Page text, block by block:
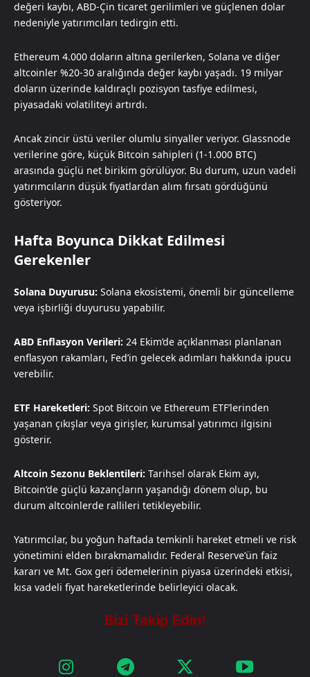
değeri kaybı, ABD-Çin ticaret gerilimleri ve güçlenen dolar
nedeniyle yatırımcıları tedirgin etti.
Ethereum 4.000 doların altına gerilerken, Solana ve diğer
altcoinler %20-30 aralığında değer kaybı yaşadı. 19 milyar
doların üzerinde kaldıraçlı pozisyon tasfiye edilmesi,
piyasadaki volatiliteyi artırdı.
Ancak zincir üstü veriler olumlu sinyaller veriyor. Glassnode
verilerine göre, küçük Bitcoin sahipleri (1-1.000 BTC)
arasında güçlü net birikim görülüyor. Bu durum, uzun vadeli
yatırımcıların düşük fiyatlardan alım fırsatı gördüğünü
gösteriyor.
Hafta Boyunca Dikkat Edilmesi
Gerekenler
Solana Duyurusu: Solana ekosistemi, önemli bir güncelleme
veya işbirliği duyurusu yapabilir.
ABD Enflasyon Verileri: 24 Ekim’de açıklanması planlanan
enflasyon rakamları, Fed’in gelecek adımları hakkında ipucu
verebilir.
ETF Hareketleri: Spot Bitcoin ve Ethereum ETF’lerinden
yaşanan çıkışlar veya girişler, kurumsal yatırımcı ilgisini
gösterir.
Altcoin Sezonu Beklentileri: Tarihsel olarak Ekim ayı,
Bitcoin’de güçlü kazançların yaşandığı dönem olup, bu
durum altcoinlerde rallileri tetikleyebilir.
Yatırımcılar, bu yoğun haftada temkinli hareket etmeli ve risk
yönetimini elden bırakmamalıdır. Federal Reserve’ün faiz
kararı ve Mt. Gox geri ödemelerinin piyasa üzerindeki etkisi,
kısa vadeli fiyat hareketlerinde belirleyici olacak.​​​​​​​​​​​​​​​​